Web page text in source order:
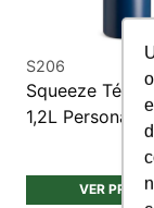
S206
Squeeze
1,2L
VER